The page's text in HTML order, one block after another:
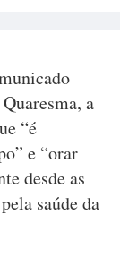
a
“é
e “orar
desde as
saúde da